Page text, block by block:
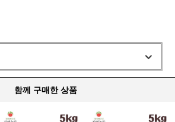
함께 구매한 상품